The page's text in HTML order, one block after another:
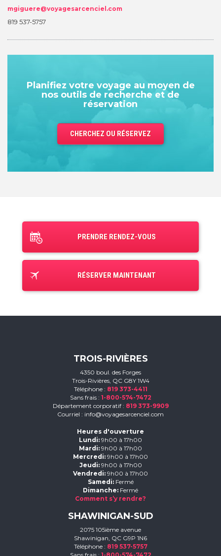
mgiguere@voyagesarcenciel.com
819 537-5757
Planifiez votre voyage au moyen de
nos outils de recherche et de
réservation
CHERCHEZ OU RÉSERVEZ
PRENDRE RENDEZ-VOUS
RÉSERVER MAINTENANT
TROIS-RIVIÈRES
4350 boul. des Forges
Trois-Rivières, QC G8Y 1W4
Téléphone : 819 373-4411
Sans frais : 1-800-574-7472
Département corporatif : 819 373-9909
Courriel : info@voyagesarcenciel.com
Heures d'ouverture
Lundi: 9h00 à 17h00
Mardi: 9h00 à 17h00
Mercredi: 9h00 à 17h00
Jeudi:9h00 à 17h00
Vendredi: 9h00 à 17h00
Samedi:Fermé
Dimanche: Fermé
Comment s’y rendre?
SHAWINIGAN-SUD
2075 105ième avenue
Shawinigan, QC G9P 1N6
Téléphone : 819 537-5757